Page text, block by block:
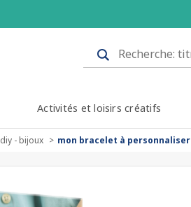
Activités et loisirs créatifs
diy - bijoux mon bracelet à personnaliser